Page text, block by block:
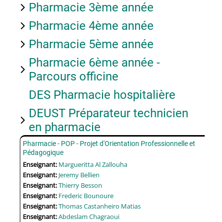
Pharmacie 3ème année
Pharmacie 4ème année
Pharmacie 5ème année
Pharmacie 6ème année -
Parcours officine
DES Pharmacie hospitalière
DEUST Préparateur technicien
en pharmacie
Pharmacie - POP - Projet d'Orientation Professionnelle et
Pédagogique
Enseignant: Margueritta Al Zallouha
Enseignant: Jeremy Bellien
Enseignant:Thierry Besson
Enseignant: Frederic Bounoure
Enseignant:Thomas Castanheiro Matias
Enseignant:Abdeslam Chagraoui